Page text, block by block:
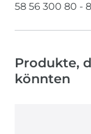
58 56 300 80 -
Produkte,
könnten